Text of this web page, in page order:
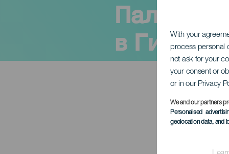
With your
process personal
not ask for your
your consent or
or in our Privacy
We and our partners
Personalised
geolocation data, and
в Гия-